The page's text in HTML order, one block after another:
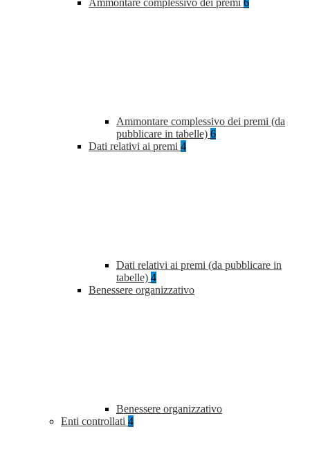
Ammontare complessivo dei premi 6
Ammontare complessivo dei premi (da
pubblicare in tabelle) 6
Dati relativi ai premi 4
Dati relativi ai premi (da pubblicare in
tabelle) 4
Benessere organizzativo
Benessere organizzativo
Enti controllati 4